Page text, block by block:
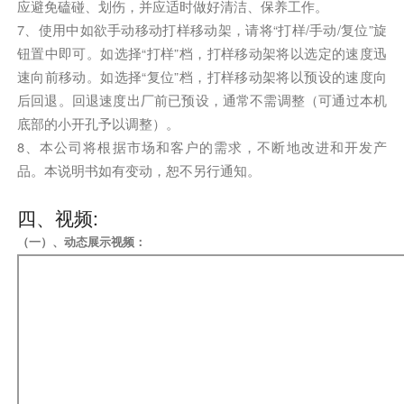
应避免磕碰、划伤，并应适时做好清洁、保养工作。
7、使用中如欲手动移动打样移动架，请将“打样/手动/复位”旋
钮置中即可。如选择“打样”档，打样移动架将以选定的速度迅
速向前移动。如选择“复位”档，打样移动架将以预设的速度向
后回退。回退速度出厂前已预设，通常不需调整（可通过本机
底部的小开孔予以调整）。
8、本公司将根据市场和客户的需求，不断地改进和开发产
品。本说明书如有变动，恕不另行通知。
四、视频:
（一）、动态展示视频：